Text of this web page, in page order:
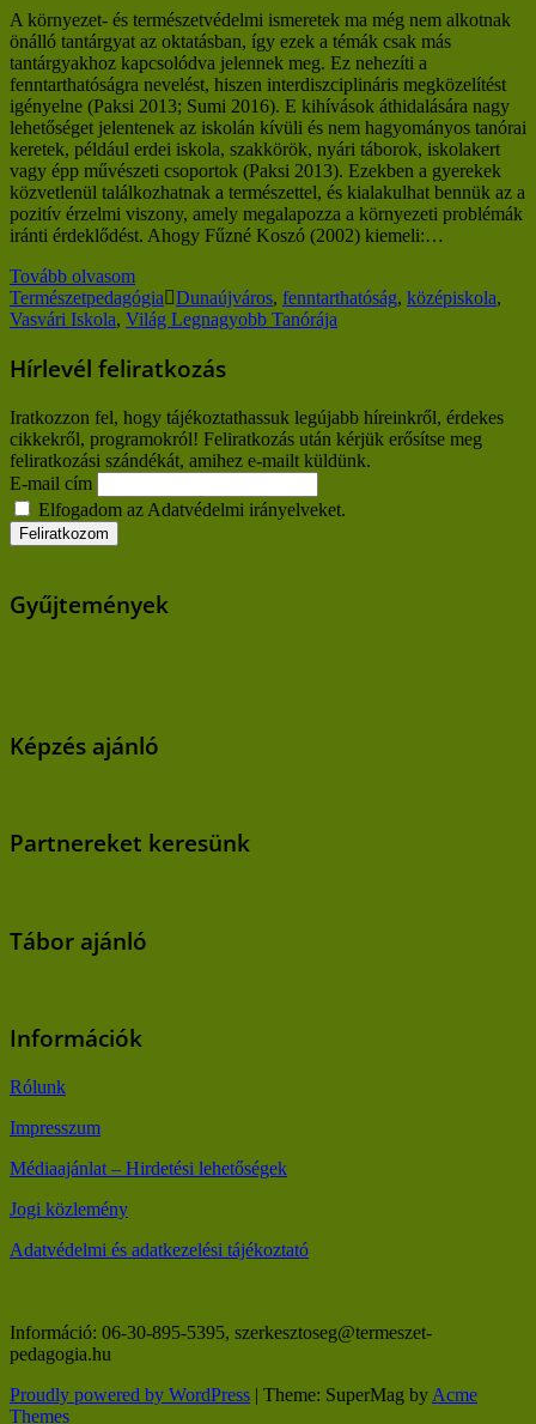
A környezet- és természetvédelmi ismeretek ma még nem alkotnak
önálló tantárgyat az oktatásban, így ezek a témák csak más
tantárgyakhoz kapcsolódva jelennek meg. Ez nehezíti a
fenntarthatóságra nevelést, hiszen interdiszciplináris megközelítést
igényelne (Paksi 2013; Sumi 2016). E kihívások áthidalására nagy
lehetőséget jelentenek az iskolán kívüli és nem hagyományos tanórai
keretek, például erdei iskola, szakkörök, nyári táborok, iskolakert
vagy épp művészeti csoportok (Paksi 2013). Ezekben a gyerekek
közvetlenül találkozhatnak a természettel, és kialakulhat bennük az a
pozitív érzelmi viszony, amely megalapozza a környezeti problémák
iránti érdeklődést. Ahogy Fűzné Koszó (2002) kiemeli:…
Tovább olvasom
Természetpedagógia
Dunaújváros, fenntarthatóság, középiskola,
Vasvári Iskola, Világ Legnagyobb Tanórája
Hírlevél feliratkozás
Iratkozzon fel, hogy tájékoztathassuk legújabb híreinkről, érdekes
cikkekről, programokról! Feliratkozás után kérjük erősítse meg
feliratkozási szándékát, amihez e-mailt küldünk.
E-mail cím
Elfogadom az Adatvédelmi irányelveket.
Gyűjtemények
Képzés ajánló
Partnereket keresünk
Tábor ajánló
Információk
Rólunk
Impresszum
Médiaajánlat – Hirdetési lehetőségek
Jogi közlemény
Adatvédelmi és adatkezelési tájékoztató
Információ: 06-30-895-5395, szerkesztoseg@termeszet-
pedagogia.hu
Proudly powered by WordPress | Theme: SuperMag by Acme
Themes